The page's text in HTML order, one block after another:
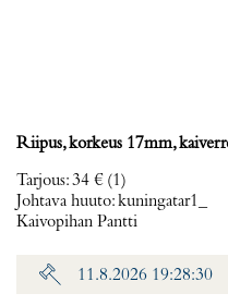
Riipus, korkeus 17mm,
Tarjous:34 € (1)
Johtava huuto:kuningatar1_
Kaivopihan Pantti
11.8.2026 19:28:30